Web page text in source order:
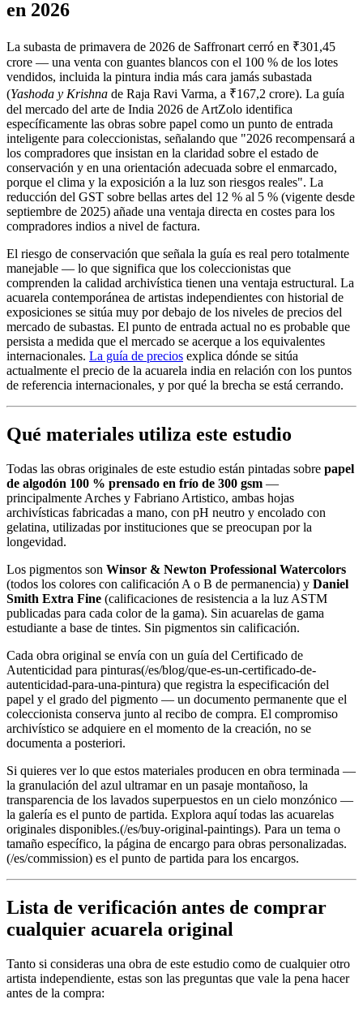
en 2026
La subasta de primavera de 2026 de Saffronart cerró en ₹301,45
crore — una venta con guantes blancos con el 100 % de los lotes
vendidos, incluida la pintura india más cara jamás subastada
(Yashoda y Krishna de Raja Ravi Varma, a ₹167,2 crore). La guía
del mercado del arte de India 2026 de ArtZolo identifica
específicamente las obras sobre papel como un punto de entrada
inteligente para coleccionistas, señalando que "2026 recompensará a
los compradores que insistan en la claridad sobre el estado de
conservación y en una orientación adecuada sobre el enmarcado,
porque el clima y la exposición a la luz son riesgos reales". La
reducción del GST sobre bellas artes del 12 % al 5 % (vigente desde
septiembre de 2025) añade una ventaja directa en costes para los
compradores indios a nivel de factura.
El riesgo de conservación que señala la guía es real pero totalmente
manejable — lo que significa que los coleccionistas que
comprenden la calidad archivística tienen una ventaja estructural. La
acuarela contemporánea de artistas independientes con historial de
exposiciones se sitúa muy por debajo de los niveles de precios del
mercado de subastas. El punto de entrada actual no es probable que
persista a medida que el mercado se acerque a los equivalentes
internacionales. La guía de precios explica dónde se sitúa
actualmente el precio de la acuarela india en relación con los puntos
de referencia internacionales, y por qué la brecha se está cerrando.
Qué materiales utiliza este estudio
Todas las obras originales de este estudio están pintadas sobre papel
de algodón 100 % prensado en frío de 300 gsm —
principalmente Arches y Fabriano Artistico, ambas hojas
archivísticas fabricadas a mano, con pH neutro y encolado con
gelatina, utilizadas por instituciones que se preocupan por la
longevidad.
Los pigmentos son Winsor & Newton Professional Watercolors
(todos los colores con calificación A o B de permanencia) y Daniel
Smith Extra Fine (calificaciones de resistencia a la luz ASTM
publicadas para cada color de la gama). Sin acuarelas de gama
estudiante a base de tintes. Sin pigmentos sin calificación.
Cada obra original se envía con un guía del Certificado de
Autenticidad para pinturas(/es/blog/que-es-un-certificado-de-
autenticidad-para-una-pintura) que registra la especificación del
papel y el grado del pigmento — un documento permanente que el
coleccionista conserva junto al recibo de compra. El compromiso
archivístico se adquiere en el momento de la creación, no se
documenta a posteriori.
Si quieres ver lo que estos materiales producen en obra terminada —
la granulación del azul ultramar en un pasaje montañoso, la
transparencia de los lavados superpuestos en un cielo monzónico —
la galería es el punto de partida. Explora aquí todas las acuarelas
originales disponibles.(/es/buy-original-paintings). Para un tema o
tamaño específico, la página de encargo para obras personalizadas.
(/es/commission) es el punto de partida para los encargos.
Lista de verificación antes de comprar
cualquier acuarela original
Tanto si consideras una obra de este estudio como de cualquier otro
artista independiente, estas son las preguntas que vale la pena hacer
antes de la compra: